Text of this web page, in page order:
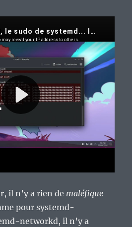
il n’y a rien de maléfique
pour systemd-
networkd, il n’y a